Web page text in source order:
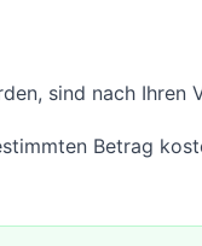
sind nach
Betrag